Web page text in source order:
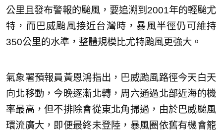
公里且發布警報的颱風，要追溯到2001年的輕颱尤
特，而巴威颱風接近台灣時，暴風半徑仍可維持
350公里的水準，整體規模比尤特颱風更強大。
氣象署預報員黃恩鴻指出，巴威颱風路徑今天白天
向北移動，今晚逐漸北轉，周六通過北部近海的機
率最高，但不排除會從東北角掃過，由於巴威颱風
環流廣大，即便最終未登陸，暴風圈依舊有機會籠